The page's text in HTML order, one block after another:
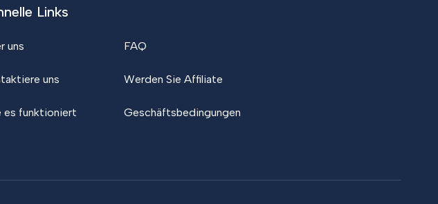
Links
uns
uns
es funktioniert
FAQ
Werden Sie Affiliate
Geschäftsbedingungen